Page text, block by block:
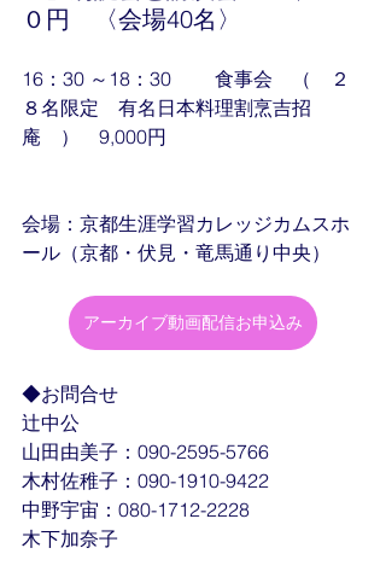
０円　〈会場40名〉
16：30 ～18：30　	食事会　（　２
８名限定　有名日本料理割烹吉招
庵　）　9,000円
会場：京都生涯学習カレッジカムスホ
ール（京都・伏見・竜馬通り中央）
アーカイブ動画配信お申込み
◆お問合せ
辻中公
山田由美子：090-2595-5766
木村佐稚子：090-1910-9422
中野宇宙：080-1712-2228
木下加奈子